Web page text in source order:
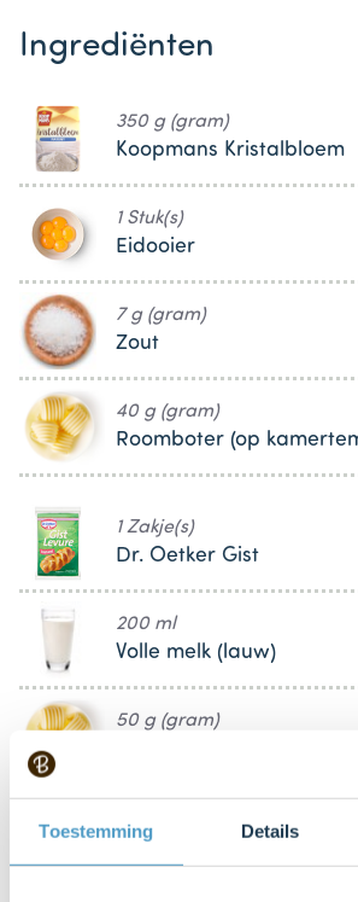
Toestemming Details
Ingrediënten
350 g (gram)
Koopmans Kristalbloem
1 Stuk(s)
Eidooier
7 g (gram)
Zout
40 g (gram)
Roomboter (op
1 Zakje(s)
Dr. Oetker Gist
200 ml
Volle melk (lauw)
50 g (gram)
Knoflook